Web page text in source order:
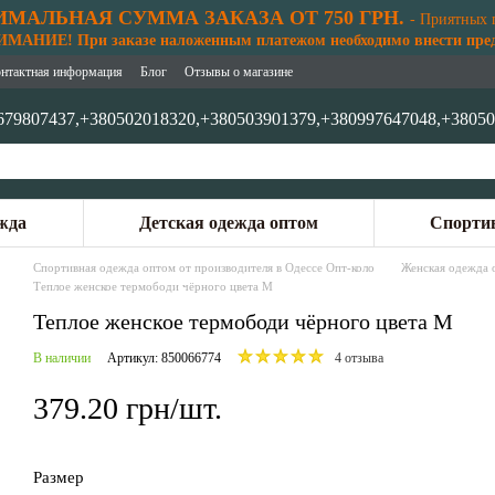
СУММА ЗАКАЗА ОТ 750 ГРН. - Приятных
При заказе наложенным платежом необходимо внести
информация Блог Отзывы о магазине
+380502018320,+380503901379,+380997647048,
Детская одежда оптом
Спортивная одежда оптом от производителя в Одессе Опт-коло
Женская одежда
Теплое женское термободи чёрного цвета M
Теплое женское термободи чёрного цвета M
В наличии Артикул: 850066774 4 отзыва
379.20 грн/шт.
Размер